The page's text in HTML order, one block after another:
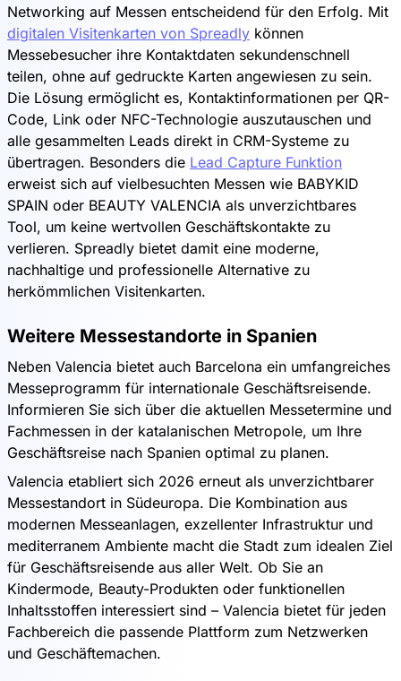
Networking auf Messen entscheidend für den Erfolg. Mit
digitalen Visitenkarten von Spreadly können
Messebesucher ihre Kontaktdaten sekundenschnell
teilen, ohne auf gedruckte Karten angewiesen zu sein.
Die Lösung ermöglicht es, Kontaktinformationen per QR-
Code, Link oder NFC-Technologie auszutauschen und
alle gesammelten Leads direkt in CRM-Systeme zu
übertragen. Besonders die Lead Capture Funktion
erweist sich auf vielbesuchten Messen wie BABYKID
SPAIN oder BEAUTY VALENCIA als unverzichtbares
Tool, um keine wertvollen Geschäftskontakte zu
verlieren. Spreadly bietet damit eine moderne,
nachhaltige und professionelle Alternative zu
herkömmlichen Visitenkarten.
Weitere Messestandorte in Spanien
Neben Valencia bietet auch Barcelona ein umfangreiches
Messeprogramm für internationale Geschäftsreisende.
Informieren Sie sich über die aktuellen Messetermine und
Fachmessen in der katalanischen Metropole, um Ihre
Geschäftsreise nach Spanien optimal zu planen.
Valencia etabliert sich 2026 erneut als unverzichtbarer
Messestandort in Südeuropa. Die Kombination aus
modernen Messeanlagen, exzellenter Infrastruktur und
mediterranem Ambiente macht die Stadt zum idealen Ziel
für Geschäftsreisende aus aller Welt. Ob Sie an
Kindermode, Beauty-Produkten oder funktionellen
Inhaltsstoffen interessiert sind – Valencia bietet für jeden
Fachbereich die passende Plattform zum Netzwerken
und Geschäftemachen.